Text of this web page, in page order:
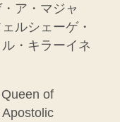
ア・マジャ
ルシェーゲ・
・キラーイネ
of